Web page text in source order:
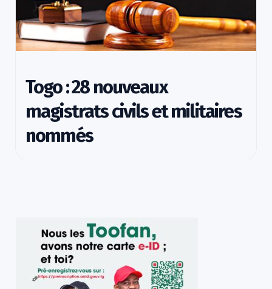
Togo : 28 nouveaux
magistrats civils et militaires
nommés